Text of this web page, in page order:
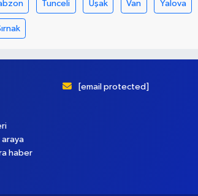
Tunceli Uşak Van Yalova
haber
[email protected]